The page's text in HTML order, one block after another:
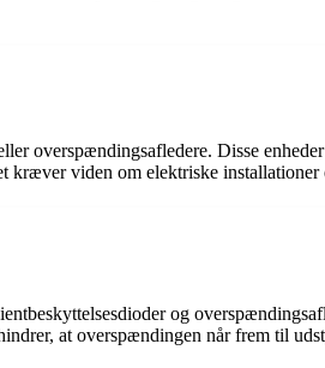
overspændingsafledere. Disse
kræver viden om elektriske installationer
og
at overspændingen når frem til